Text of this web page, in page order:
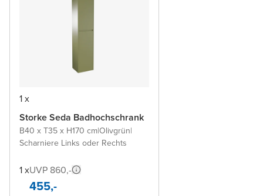
1 x
Storke Seda Badhochschrank
B40 x T35 x H170 cm|Olivgrün|
Scharniere Links oder Rechts
1 xUVP 860,-
455,-